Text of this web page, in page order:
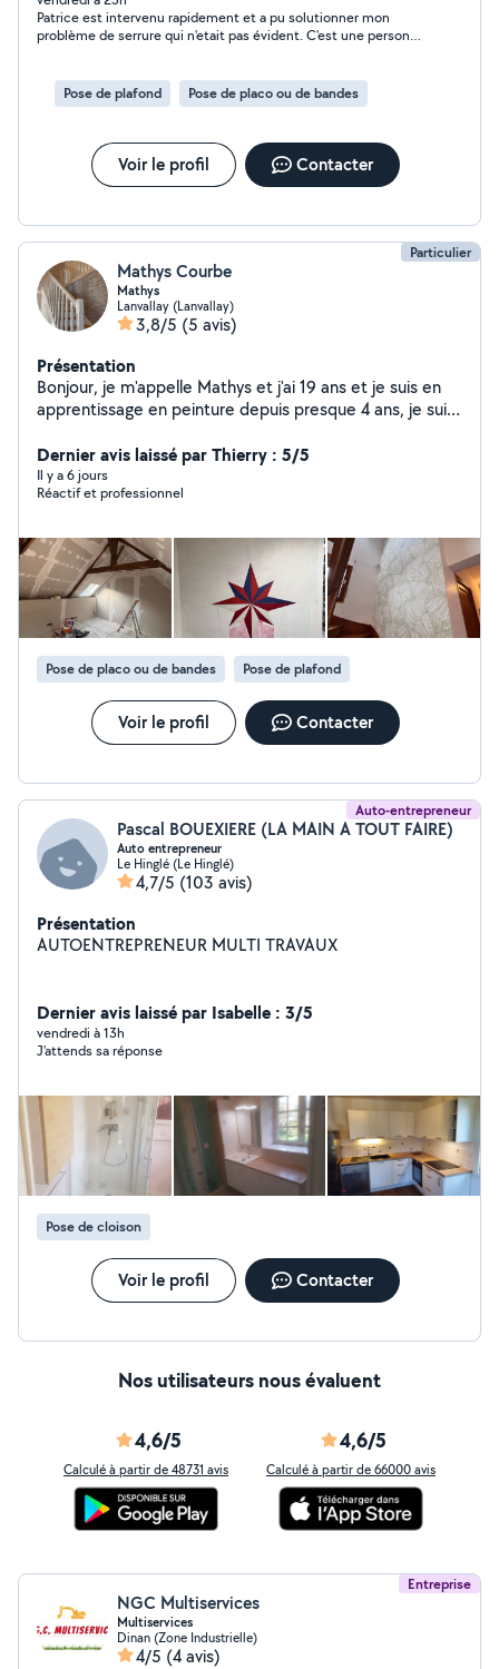
Patrice est intervenu rapidement et a pu solutionner mon
problème de serrure qui n'etait pas évident. C'est une personne
Pose de plafond Pose de placo ou de bandes
Voir le profil Contacter
Particulier
Mathys Courbe
Mathys
Lanvallay (Lanvallay)
3,8/5 (5 avis)
Présentation
Bonjour, je m'appelle Mathys et j'ai 19 ans et je suis en
apprentissage en peinture depuis presque 4 ans, je suis
supplémentaire les week-ends. J'ai des exemples de
chantier que j'ai pus faire. Je vous laisse me contacter
en priver pour plus d'info
Dernier avis laissé par Thierry : 5/5
Il y a 6 jours
Réactif et professionnel
Pose de placo ou de bandes Pose de plafond
Voir le profil Contacter
Auto-entrepreneur
Pascal BOUEXIERE (LA MAIN A TOUT FAIRE)
Auto entrepreneur
Le Hinglé (Le Hinglé)
4,7/5 (103 avis)
Présentation
AUTOENTREPRENEUR MULTI TRAVAUX
Dernier avis laissé par Isabelle : 3/5
vendredi à 13h
J'attends sa réponse
Pose de cloison
Voir le profil Contacter
Nos utilisateurs nous évaluent
4,6/5
Calculé à partir de 48731 avis
4,6/5
Calculé à partir de 66000 avis
Entreprise
NGC Multiservices
Multiservices
Dinan (Zone Industrielle)
4/5 (4 avis)